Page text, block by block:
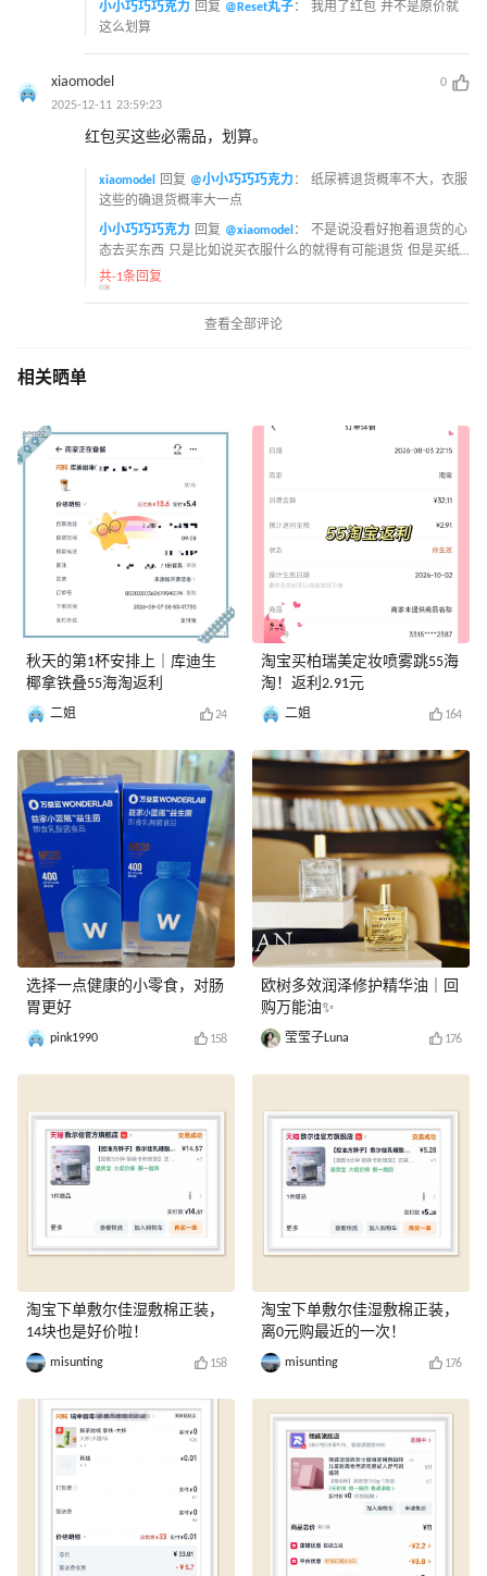
小小巧巧巧克力 回复 @Reset丸子： 我用了红包 并不是原价就
这么划算
xiaomodel
0
2025-12-11 23:59:23
红包买这些必需品，划算。
xiaomodel 回复 @小小巧巧巧克力 ： 纸尿裤退货概率不大，衣服
这些的确退货概率大一点
小小巧巧巧克力 回复 @xiaomodel ： 不是说没看好抱着退货的心
态去买东西 只是比如说买衣服什么的就得有可能退货 但是买纸
尿裤就完全不会退货 能穿就行
共-1条回复
查看全部评论
相关晒单
秋天的第1杯安排上｜库迪生
椰拿铁叠55海淘返利
二姐 24
选择一点健康的小零食，对肠
胃更好
pink1990 158
淘宝下单敷尔佳湿敷棉正装，
14块也是好价啦！
misunting 158
淘宝买柏瑞美定妆喷雾跳55海
淘！返利2.91元
二姐 164
欧树多效润泽修护精华油｜回
购万能油✨
莹莹子Luna 176
淘宝下单敷尔佳湿敷棉正装，
离0元购最近的一次！
misunting 176